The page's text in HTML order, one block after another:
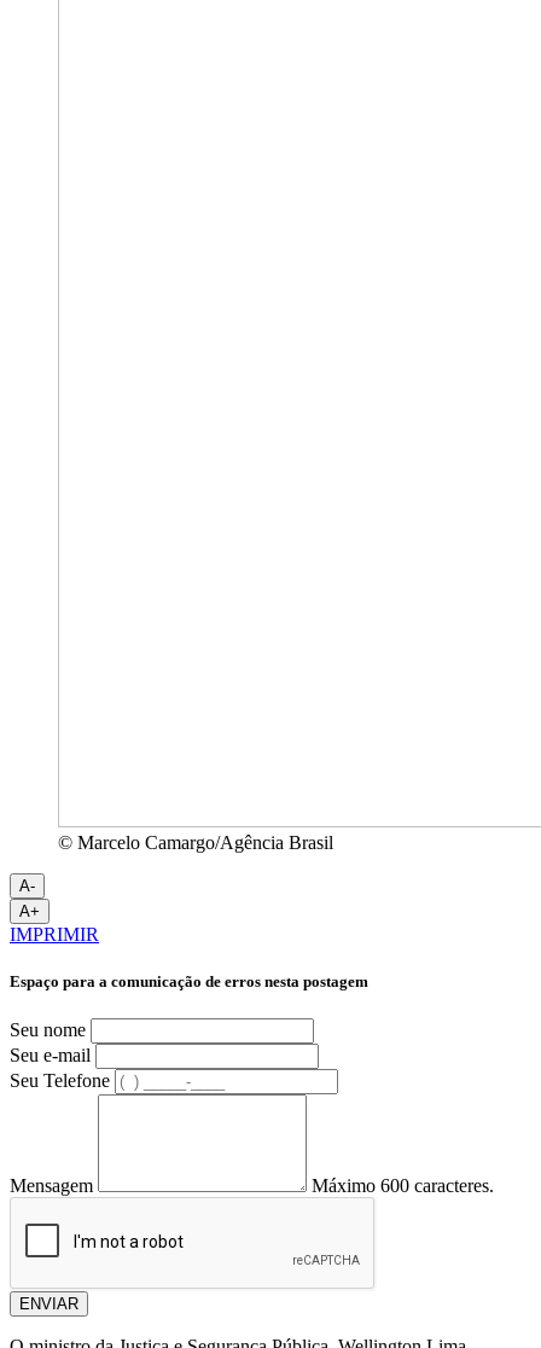
© Marcelo Camargo/Agência Brasil
A-
A+
IMPRIMIR
Espaço para a comunicação de erros nesta postagem
Seu nome
Seu e-mail
Seu Telefone
Mensagem Máximo 600 caracteres.
ENVIAR